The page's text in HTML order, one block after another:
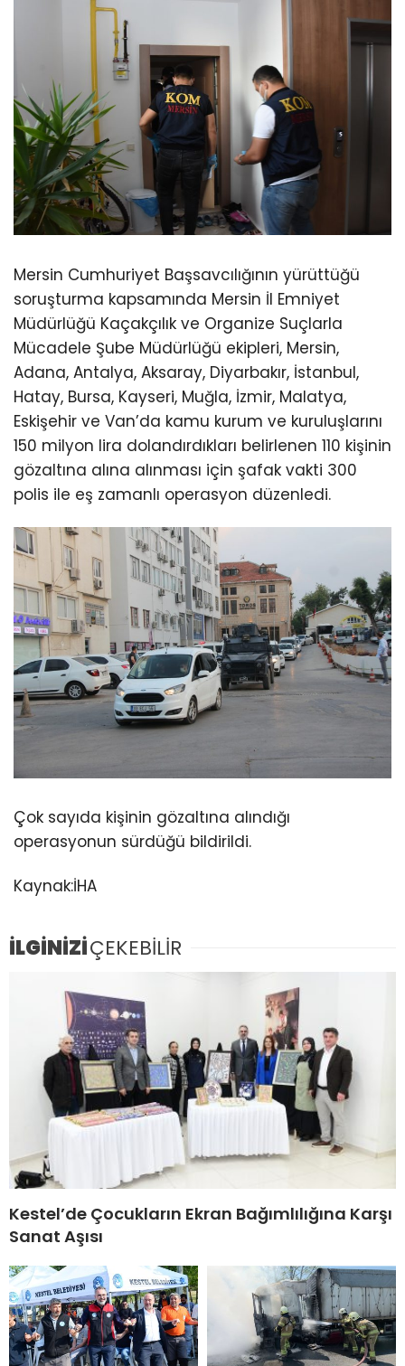
Mersin Cumhuriyet Başsavcılığının yürüttüğü
soruşturma kapsamında Mersin İl Emniyet
Müdürlüğü Kaçakçılık ve Organize Suçlarla
Mücadele Şube Müdürlüğü ekipleri, Mersin,
Adana, Antalya, Aksaray, Diyarbakır, İstanbul,
Hatay, Bursa, Kayseri, Muğla, İzmir, Malatya,
Eskişehir ve Van’da kamu kurum ve kuruluşlarını
150 milyon lira dolandırdıkları belirlenen 110 kişinin
gözaltına alına alınması için şafak vakti 300
polis ile eş zamanlı operasyon düzenledi.
Çok sayıda kişinin gözaltına alındığı
operasyonun sürdüğü bildirildi.
Kaynak:İHA
İLGİNİZİÇEKEBİLİR
Kestel’de Çocukların Ekran Bağımlılığına Karşı
Sanat Aşısı